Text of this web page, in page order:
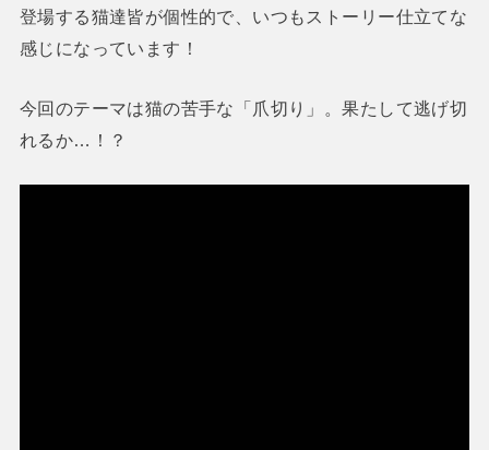
登場する猫達皆が個性的で、いつもストーリー仕立てな
感じになっています！
今回のテーマは猫の苦手な「爪切り」。果たして逃げ切
れるか…！？